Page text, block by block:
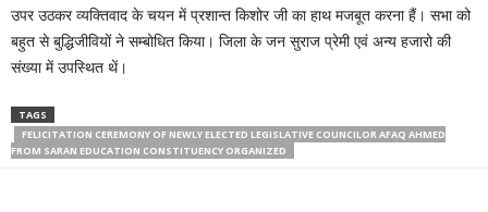
उपर उठकर व्यक्तिवाद के चयन में प्रशान्त किशोर जी का हाथ मजबूत करना हैं। सभा को
बहुत से बुद्धिजीवियों ने सम्बोधित किया। जिला के जन सुराज प्रेमी एवं अन्य हजारो की
संख्या में उपस्थित थें।
TAGS
FELICITATION CEREMONY OF NEWLY ELECTED LEGISLATIVE COUNCILOR AFAQ AHMED
FROM SARAN EDUCATION CONSTITUENCY ORGANIZED